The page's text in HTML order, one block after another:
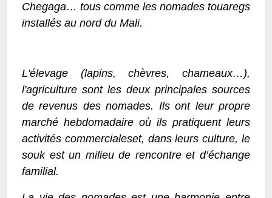
Chegaga… tous comme les nomades touaregs
installés au nord du Mali.
L'élevage (lapins, chèvres, chameaux…),
l'agriculture sont les deux principales sources
de revenus des nomades. Ils ont leur propre
marché hebdomadaire où ils pratiquent leurs
activités commercialeset, dans leurs culture, le
souk est un milieu de rencontre et d’échange
familial.